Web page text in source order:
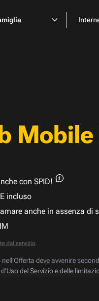
Mobile
con SPID!
incluso
anche in assenza di
dal servizio.
deve avvenire
del Servizio e delle